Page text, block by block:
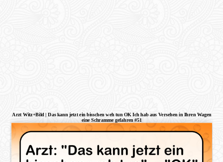
Arzt Witz+Bild | Das kann jetzt ein bisschen weh tun OK Ich hab aus Versehen in Ihren Wagen
eine Schramme gefahren #51